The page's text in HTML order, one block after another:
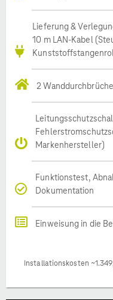
Lieferung &
10 m LAN-Kabel
2
Markenhersteller)
Funktionstest,
Dokumentation
Einweisung in die
Installationskosten